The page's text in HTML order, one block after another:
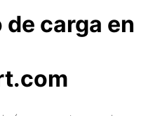
de carga en